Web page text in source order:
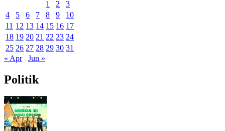
1
2
3
4
5 6 7 8 9
10
11 12 13 14 15 16 17
18 19 20 21 22 23 24
25 26 27 28 29 30 31
« Apr
Jun »
Politik